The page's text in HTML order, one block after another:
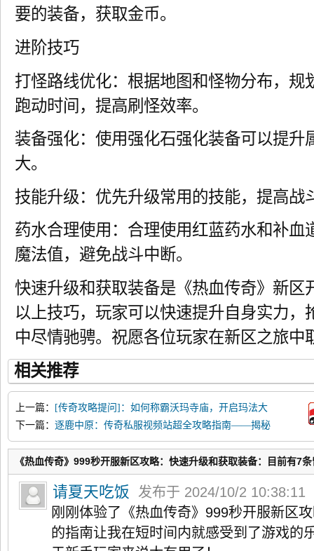
要的装备，获取金币。
进阶技巧
打怪路线优化：根据地图和怪物分布，规
跑动时间，提高刷怪效率。
装备强化：使用强化石强化装备可以提升
大。
技能升级：优先升级常用的技能，提高战
药水合理使用：合理使用红蓝药水和补血
魔法值，避免战斗中断。
快速升级和获取装备是《热血传奇》新区
以上技巧，玩家可以快速提升自身实力，
中尽情驰骋。祝愿各位玩家在新区之旅中
相关推荐
上一篇： [传奇攻略提问]：如何称霸沃玛寺庙，开启玛法大
陆的征程？
下一篇： 逐鹿中原：传奇私服视频站超全攻略指南——揭秘
沙巴克争霸之道，助你一统天下
《热血传奇》999秒开服新区攻略：快速升级和获取装备：目前有7
请夏天吃饭
发布于 2024/10/2 10:38:11
刚刚体验了《热血传奇》999秒开服新区
的指南让我在短时间内就感受到了游戏的